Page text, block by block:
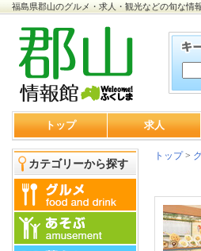
福島県郡山のグルメ・求人・観光などの旬な情
トップ 求人
カテゴリーから探す
トップ>